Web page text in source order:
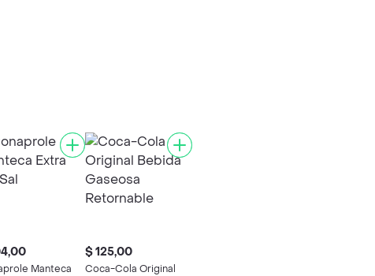
Manteca
$ 125,00
Coca-Cola Original